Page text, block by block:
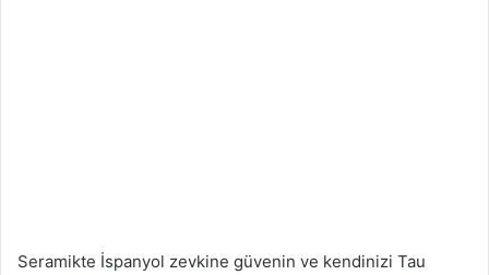
Seramikte İspanyol zevkine güvenin ve kendinizi Tau